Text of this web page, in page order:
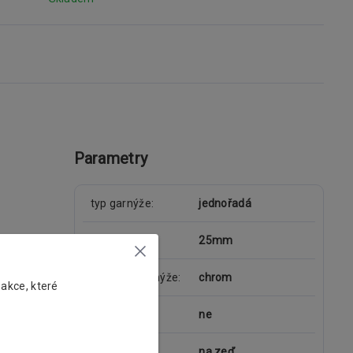
Parametry
typ garnýže jednořadá
25mm
materiál garnýže chrom
ne
které